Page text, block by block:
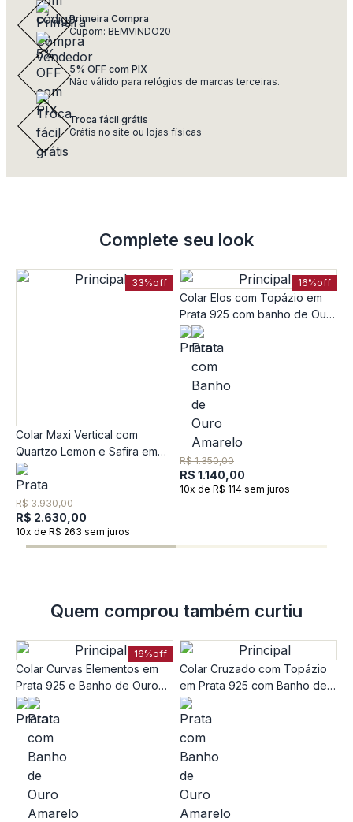
Primeira Compra
Cupom: BEMVINDO20
5% OFF com PIX
Não válido para relógios de marcas terceiras.
Troca fácil grátis
Grátis no site ou lojas físicas
Complete seu look
33%off
Colar Maxi Vertical com
Quartzo Lemon e Safira em
Prata 925
R$ 3.930,00
R$ 2.630,00
10x de R$ 263 sem juros
16%off
Colar Elos com Topázio em
Prata 925 com banho de Ouro
Amarelo 18k
R$ 1.350,00
R$ 1.140,00
10x de R$ 114 sem juros
Quem comprou também curtiu
16%off
Colar Curvas Elementos em
Prata 925 e Banho de Ouro
Amarelo 18K - 45cm
Colar Cruzado com Topázio
em Prata 925 com Banho de
Ouro Amarelo 18k